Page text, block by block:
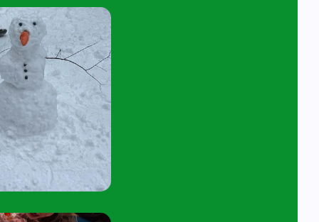
bij ons op
4 jaar en hun ouder/verzorger zijn van
kijk- en speelochtend op woensdag 7
een e-mail aan